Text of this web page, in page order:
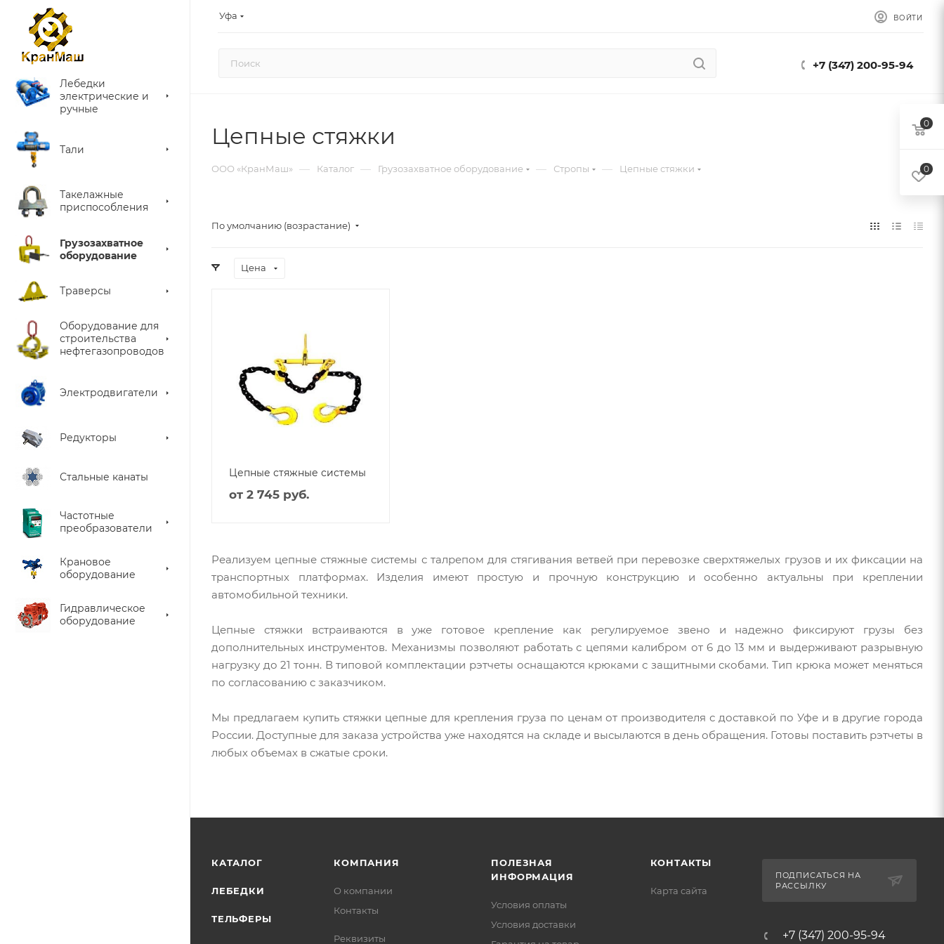
Уфа ВОЙТИ
+7 (347) 200-95-94
Лебедки
электрические и
ручные
Тали
Такелажные
приспособления
Грузозахватное
оборудование
Траверсы
Оборудование для
строительства
нефтегазопроводов
Электродвигатели
Редукторы
Стальные канаты
Частотные
преобразователи
Крановое
оборудование
Гидравлическое
оборудование
Цепные стяжки
ООО «КранМаш» — Каталог — Грузозахватное оборудование — Стропы — Цепные стяжки
По умолчанию (возрастание)
Цена
Цепные стяжные системы
от 2 745 руб.
Реализуем цепные стяжные системы с талрепом для стягивания ветвей при перевозке сверхтяжелых грузов и их фиксации на
транспортных платформах. Изделия имеют простую и прочную конструкцию и особенно актуальны при креплении
автомобильной техники.
Цепные стяжки встраиваются в уже готовое крепление как регулируемое звено и надежно фиксируют грузы без
дополнительных инструментов. Механизмы позволяют работать с цепями калибром от 6 до 13 мм и выдерживают разрывную
нагрузку до 21 тонн. В типовой комплектации рэтчеты оснащаются крюками с защитными скобами. Тип крюка может меняться
по согласованию с заказчиком.
Мы предлагаем купить стяжки цепные для крепления груза по ценам от производителя с доставкой по Уфе и в другие города
России. Доступные для заказа устройства уже находятся на складе и высылаются в день обращения. Готовы поставить рэтчеты в
любых объемах в сжатые сроки.
КАТАЛОГ
ЛЕБЕДКИ
ТЕЛЬФЕРЫ
КОМПАНИЯ
О компании
Контакты
Реквизиты
ПОЛЕЗНАЯ
ИНФОРМАЦИЯ
Условия оплаты
Условия доставки
КОНТАКТЫ
Карта сайта
ПОДПИСАТЬСЯ НА
РАССЫЛКУ
+7 (347) 200-95-94
0
0